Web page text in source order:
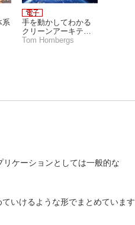
系
手を動かしてわかる
クリーンアーキテク
チャ ヘキサゴナル
Tom Hombergs
ケーションとしては一般的な
いけるような形でまとめています